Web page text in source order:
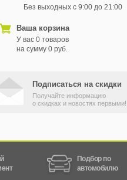
Без выходных с 9:00 до 21:00
Ваша корзина
У вас 0 товаров
на сумму 0 руб.
Подписаться на скидки
Получайте информацию
о скидках и новостях первыми!
Подбор по
автомобилю